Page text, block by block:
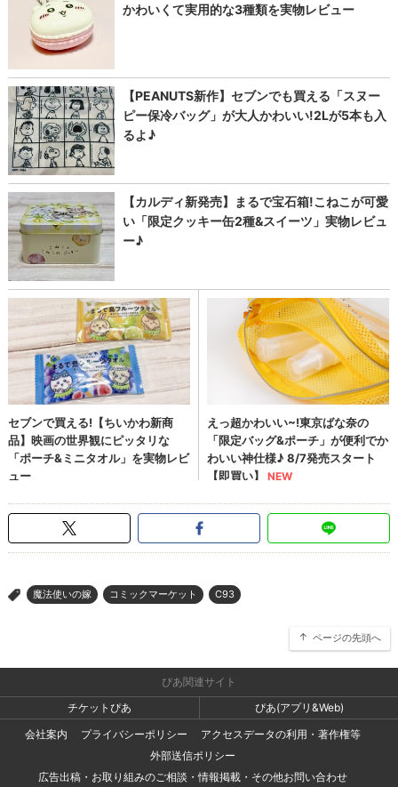
> 魔法使いの嫁 コミックマーケット C93
ページの先頭へ
ぴあ関連サイト
チケットぴあ
ぴあ(アプリ&Web)
会社案内
プライバシーポリシー
アクセスデータの利用・著作権等
外部送信ポリシー
広告出稿・お取り組みのご相談・情報掲載・その他お問い合わせ